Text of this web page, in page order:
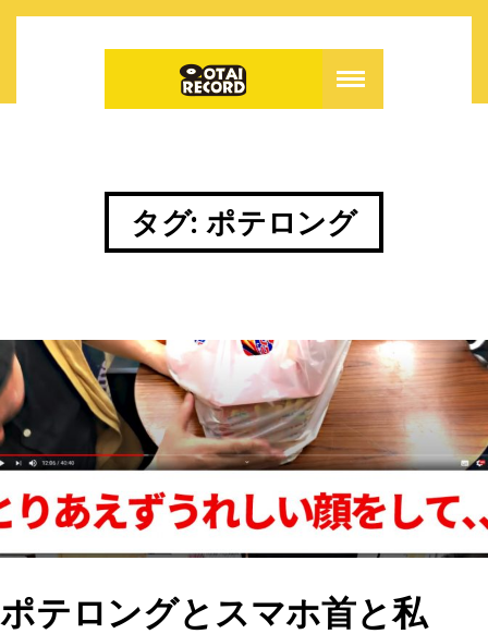
タグ:ポテロング
ポテロングとスマホ首と私